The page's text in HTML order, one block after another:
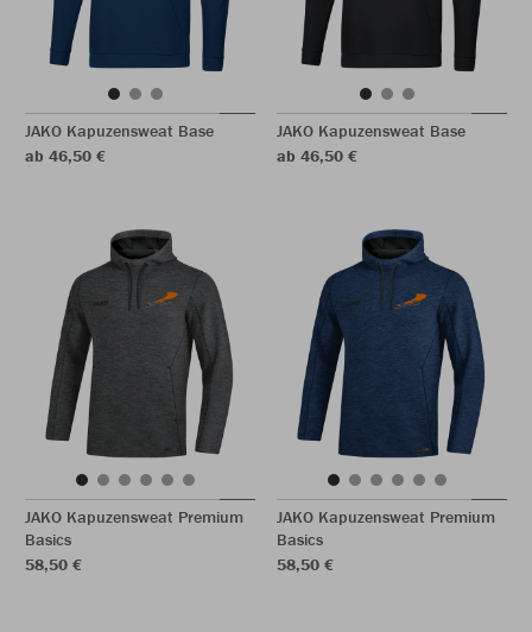
JAKO Kapuzensweat Base
ab 46,50 €
JAKO Kapuzensweat Base
ab 46,50 €
JAKO Kapuzensweat Premium
Basics
58,50 €
JAKO Kapuzensweat Premium
Basics
58,50 €